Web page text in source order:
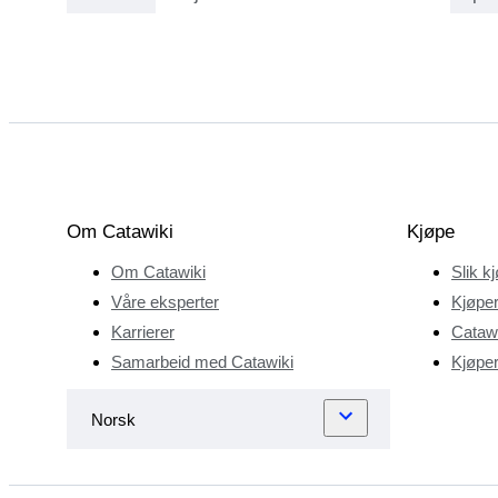
hun studerte
klassikere på
skole og kunst- og
Studiene forankret
Om Catawiki
Om Catawiki
Våre eksperter
Karrierer
Samarbeid med Catawiki
Kjøpe
Slik